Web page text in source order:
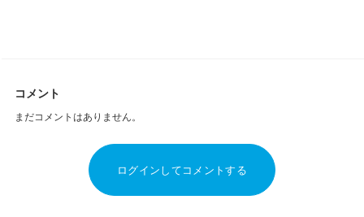
コメント
まだコメントはありません。
ログインしてコメントする